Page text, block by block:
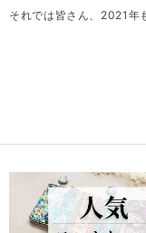
それでは皆さん、2021年